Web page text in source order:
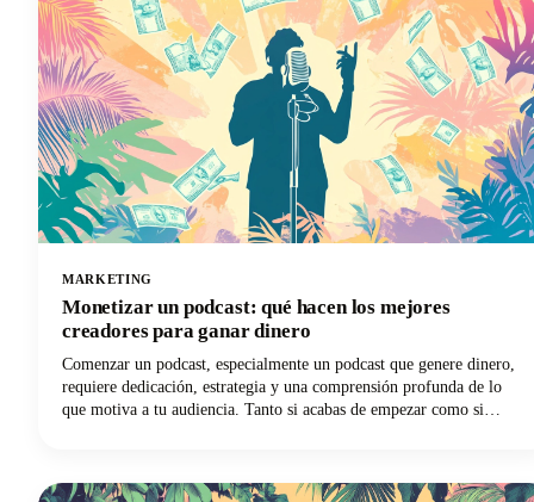
MARKETING
Monetizar un podcast: qué hacen los mejores
creadores para ganar dinero
Comenzar un podcast, especialmente un podcast que genere dinero,
requiere dedicación, estrategia y una comprensión profunda de lo
que motiva a tu audiencia. Tanto si acabas de empezar como si